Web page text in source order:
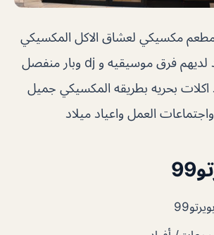
مكسيكي لعشاق الاكل المكسيكي
الديكور رائع ويوجد لديهم فرق موسيقيه و dj وبار منفصل
بحريه بطريقه المكسيكي جميل
العمل واعياد ميلاد